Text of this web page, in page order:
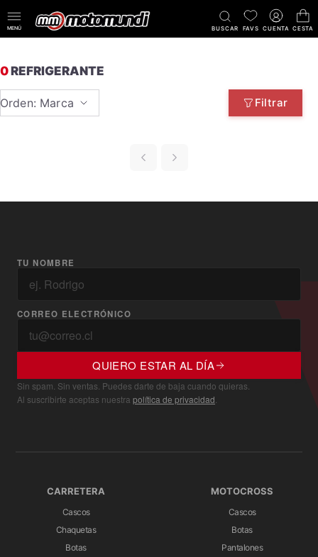
MENÚ BUSCAR FAVS CUENTA CESTA
0REFRIGERANTE
Orden: Marca Filtrar
TU NOMBRE
CORREO ELECTRÓNICO
QUIERO ESTAR AL DÍA
Sin spam. Sin ventas. Puedes darte de baja cuando quieras.
Al suscribirte aceptas nuestra política de privacidad.
CARRETERA
Cascos
Chaquetas
Botas
MOTOCROSS
Cascos
Botas
Pantalones